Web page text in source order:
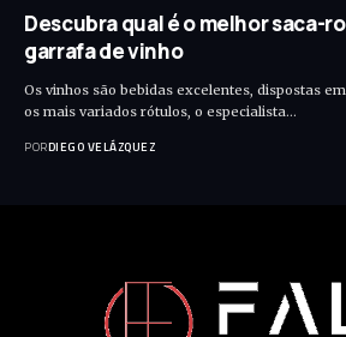
Descubra qual é o melhor saca-
garrafa de vinho
Os vinhos são bebidas excelentes, dispostas
os mais variados rótulos, o especialista…
PORDIEGO VELÁZQUEZ